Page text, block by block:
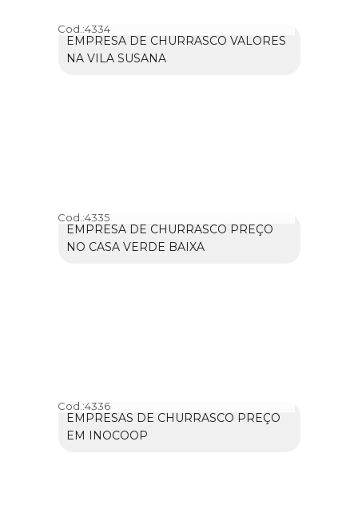
Cod.:4334
EMPRESA DE CHURRASCO VALORES
NA VILA SUSANA
Cod.:4335
EMPRESA DE CHURRASCO PREÇO
NO CASA VERDE BAIXA
Cod.:4336
EMPRESAS DE CHURRASCO PREÇO
EM INOCOOP